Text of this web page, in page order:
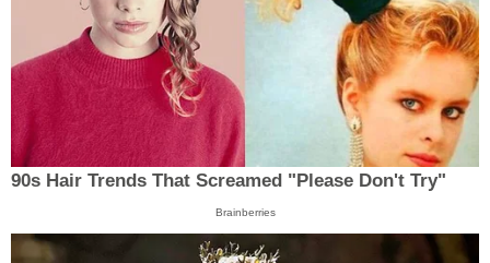
90s Hair Trends That Screamed "Please Don't Try"
Brainberries